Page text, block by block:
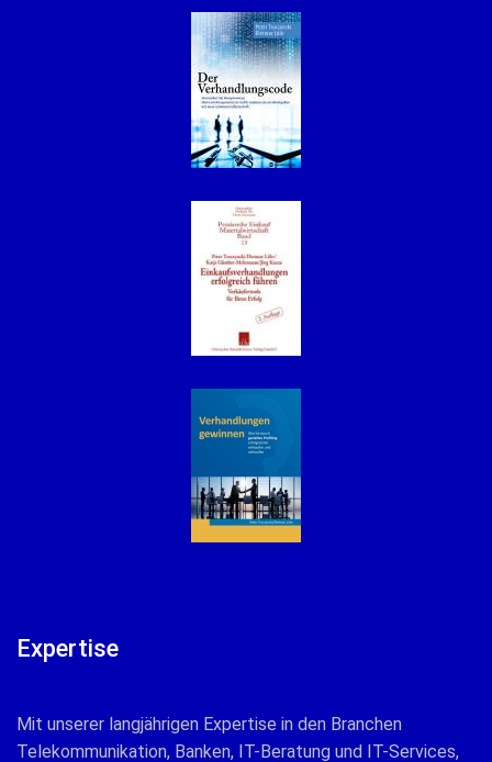
Expertise
Mit unserer langjährigen Expertise in den Branchen
Telekommunikation, Banken, IT-Beratung und IT-Services,